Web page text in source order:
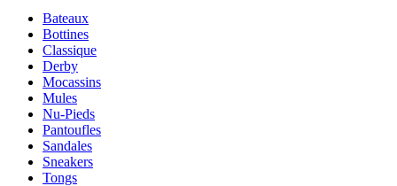
Bateaux
Bottines
Classique
Derby
Mocassins
Mules
Nu-Pieds
Pantoufles
Sandales
Sneakers
Tongs